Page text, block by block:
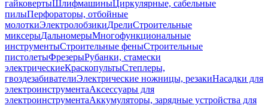
гайковертыШлифмашиныЦиркулярные, сабельные
пилыПерфораторы, отбойные
молоткиЭлектролобзикиДрелиСтроительные
миксерыДальномерыМногофункциональные
инструментыСтроительные феныСтроительные
пистолетыФрезерыРубанки, стамески
электрическиеКраскопультыСтеплеры,
гвоздезабивателиЭлектрические ножницы, резакиНасадки для
электроинструментаАксессуары для
электроинструментаАккумуляторы, зарядные устройства для